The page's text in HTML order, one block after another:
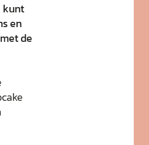
kunt
en
de